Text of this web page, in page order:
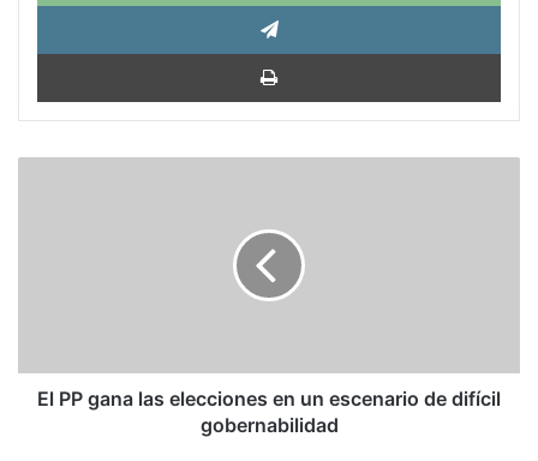
de
difícilEl PP gana las elecciones en un escenario de difícil
gobernabilidad